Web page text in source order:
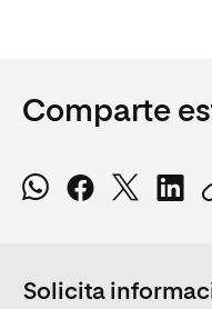
Comparte
Solicita